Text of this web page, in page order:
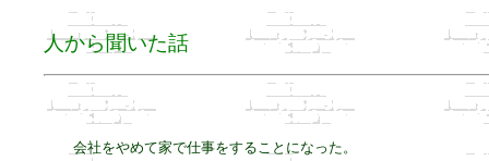
人から聞いた話
会社をやめて家で仕事をすることになった。